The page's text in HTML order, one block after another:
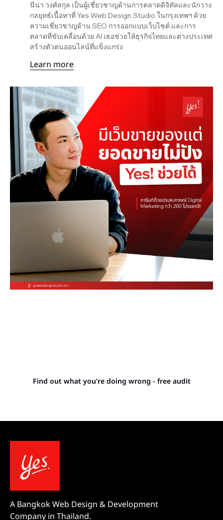
นีน่า วงศ์สกุล เป็นผู้เชี่ยวชาญด้านการตลาดดิจิทัลและนักวาง
กลยุทธ์เนื้อหาที่ Yes Web Design Studio ในกรุงเทพฯ ด้วย
ความเชี่ยวชาญด้าน SEO การออกแบบเว็บไซต์ และการ
ตลาดที่ขับเคลื่อนด้วย AI เธอช่วยให้ธุรกิจไทยและต่างประเทศ
สร้างตัวตนออนไลน์ที่แข็งแกร่ง
Learn more
Find out what you’re doing wrong - free audit
A Bangkok Web Design & Development
Company in Thailand.